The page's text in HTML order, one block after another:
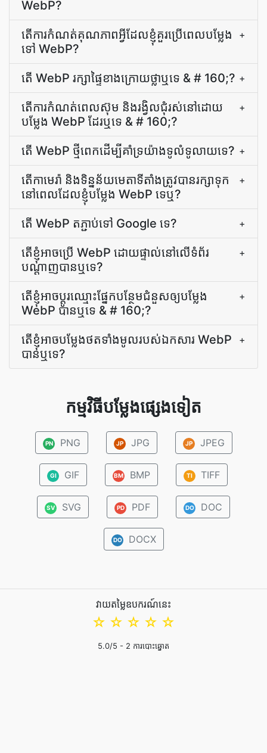
WebP?
តើ​ការ​កំណត់​គុណភាព​អ្វី​ដែល​ខ្ញុំ​គួរ​ប្រើ​ពេល​បម្លែង​
ទៅ WebP?
+
តើ WebP រក្សា​ផ្ទៃ​ខាងក្រោយ​ថ្លា​ឬ​ទេ & # 160;? +
តើ​ការ​កំណត់​ពេល​ស៊ុម និង​រង្វិល​ជុំ​រស់​នៅ​ដោយ​
បម្លែង WebP ដែរឬទេ & # 160;?
+
តើ WebP ថ្មីពេកដើម្បីគាំទ្រយ៉ាងទូលំទូលាយទេ? +
តើ​កាមេរ៉ា និង​ទិន្នន័យ​មេតា​ទីតាំង​ត្រូវ​បាន​រក្សា​ទុក​
នៅពេល​ដែល​ខ្ញុំ​បម្លែង WebP ទេ​ឬ?
+
តើ WebP តភ្ជាប់​ទៅ Google ទេ? +
តើ​ខ្ញុំ​អាច​ប្រើ WebP ដោយ​ផ្ទាល់​នៅ​លើ​ទំព័រ​
បណ្ដាញ​បាន​ឬ​ទេ?
+
តើ​ខ្ញុំ​អាច​ប្ដូរ​ឈ្មោះ​ផ្នែក​បន្ថែម​ជំនួស​ឲ្យ​បម្លែង
WebP បាន​ឬ​ទេ & # 160;?
+
តើ​ខ្ញុំ​អាច​បម្លែង​ថត​ទាំងមូល​របស់​ឯកសារ WebP
បាន​ឬ​ទេ?
+
កម្មវិធីបម្លែងផ្សេងទៀត
PN PNG JP JPG JP JPEG
GI GIF BM BMP TI TIFF
SV SVG PD PDF DO DOC
DO DOCX
វាយតម្លៃឧបករណ៍នេះ
☆
☆
☆
☆
☆
5.0/5 - 2 ការបោះឆ្នោត